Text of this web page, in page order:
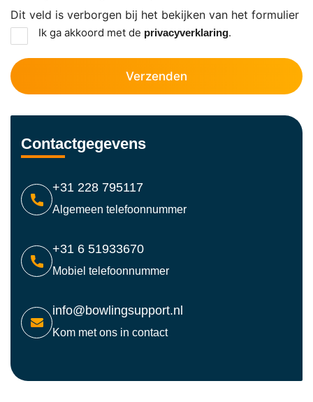
Dit veld is verborgen bij het bekijken van het formulier
Ik ga akkoord met de privacyverklaring.
Contactgegevens
+31 228 795117
Algemeen telefoonnummer
+31 6 51933670
Mobiel telefoonnummer
info@bowlingsupport.nl
Kom met ons in contact